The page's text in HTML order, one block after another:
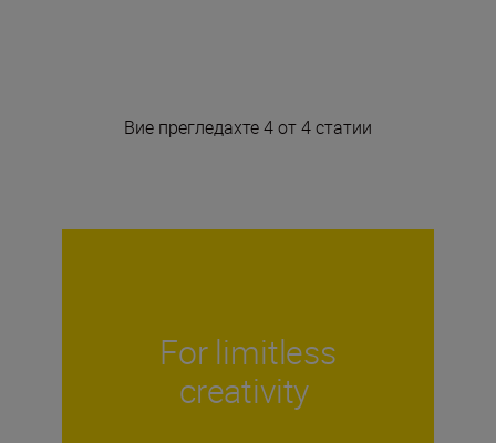
Вие прегледахте 4 от 4 статии
For limitless
creativity